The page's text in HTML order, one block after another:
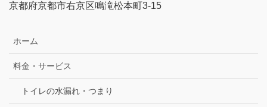
京都府京都市右京区鳴滝松本町3-15
ホーム
料金・サービス
トイレの水漏れ・つまり